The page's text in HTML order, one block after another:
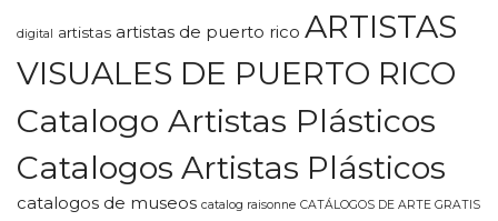
digital artistas artistas de puerto rico ARTISTAS
VISUALES DE PUERTO RICO
Catalogo Artistas Plásticos
Catalogos Artistas Plásticos
catalogos de museos catalog raisonne CATÁLOGOS DE ARTE GRATIS